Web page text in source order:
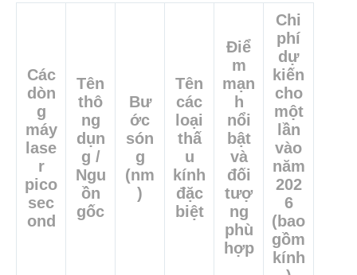
Các
dòn
g
máy
lase
r
pico
sec
ond
Tên
thô
ng
dụn
g /
Ngu
ồn
gốc
Bư
ớc
són
g
(nm
)
Tên
các
loại
thấ
u
kính
đặc
biệt
Điể
m
mạn
h
nổi
bật
và
đối
tượ
ng
phù
hợp
Chi
phí
dự
kiến
cho
một
lần
vào
năm
202
6
(bao
gồm
kính